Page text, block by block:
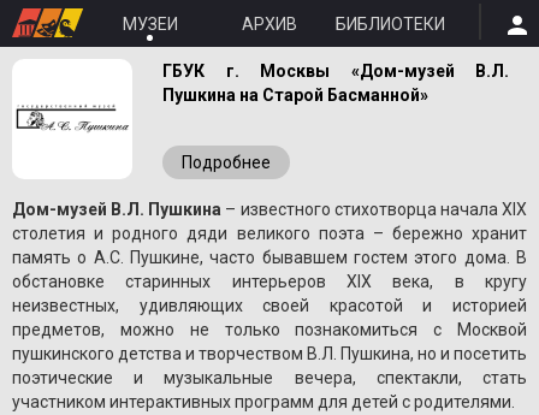
МУЗЕИ АРХИВ БИБЛИОТЕКИ
ГБУК г. Москвы «Дом-музей В.Л.
Пушкина на Старой Басманной»
Подробнее
Дом-музей В.Л. Пушкина – известного стихотворца начала XIX
столетия и родного дяди великого поэта – бережно хранит
память о A.С. Пушкине, часто бывавшем гостем этого дома. В
обстановке старинных интерьеров XIX века, в кругу
неизвестных, удивляющих своей красотой и историей
предметов, можно не только познакомиться с Москвой
пушкинского детства и творчеством В.Л. Пушкина, но и посетить
поэтические и музыкальные вечера, спектакли, стать
участником интерактивных программ для детей с родителями.